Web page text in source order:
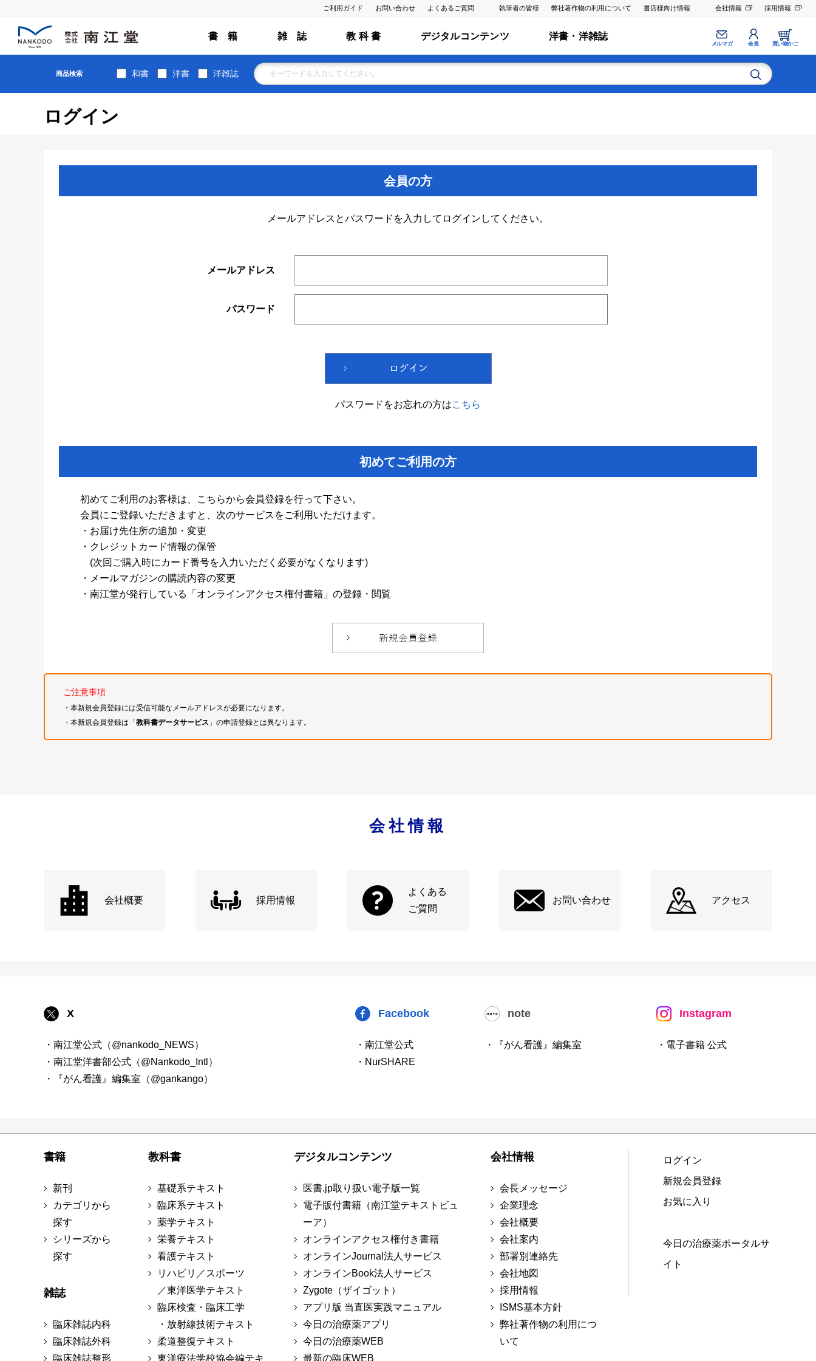
ご利用ガイド お問い合わせ よくあるご質問 執筆者の皆様 弊社著作物の利用について 書店様向け情報 会社情報 採用情報
書 籍 雑 誌 教 科 書 デジタルコンテンツ 洋書・洋雑誌
メルマガ 会員 買い物かご
商品検索 和書 洋書 洋雑誌
ログイン
会員の方
メールアドレスとパスワードを入力してログインしてください。
メールアドレス
パスワード
パスワードをお忘れの方はこちら
初めてご利用の方
初めてご利用のお客様は、こちらから会員登録を行って下さい。
会員にご登録いただきますと、次のサービスをご利用いただけます。
・お届け先住所の追加・変更
・クレジットカード情報の保管
(次回ご購入時にカード番号を入力いただく必要がなくなります)
・メールマガジンの購読内容の変更
・南江堂が発行している「オンラインアクセス権付書籍」の登録・閲覧
ご注意事項
・本新規会員登録には受信可能なメールアドレスが必要になります。
・本新規会員登録は「教科書データサービス 」の申請登録とは異なります。
会社情報
会社概要 採用情報
よくある
ご質問
お問い合わせ アクセス
X
・南江堂公式（@nankodo_NEWS）
・南江堂洋書部公式（@Nankodo_Intl）
・『がん看護』編集室（@gankango）
Facebook
・南江堂公式
・NurSHARE
note
・『がん看護』編集室
Instagram
・電子書籍 公式
書籍
新刊
カテゴリから
探す
シリーズから
探す
雑誌
臨床雑誌内科
臨床雑誌外科
臨床雑誌整形
教科書
基礎系テキスト
臨床系テキスト
薬学テキスト
栄養テキスト
看護テキスト
リハビリ／スポーツ
／東洋医学テキスト
臨床検査・臨床工学
・放射線技術テキスト
柔道整復テキスト
東洋療法学校協会編テキ
デジタルコンテンツ
医書.jp取り扱い電子版一覧
電子版付書籍（南江堂テキストビュ
ーア）
オンラインアクセス権付き書籍
オンラインJournal法人サービス
オンラインBook法人サービス
Zygote（ザイゴット）
アプリ版 当直医実践マニュアル
今日の治療薬アプリ
今日の治療薬WEB
最新の臨床WEB
会社情報
会長メッセージ
企業理念
会社概要
会社案内
部署別連絡先
会社地図
採用情報
ISMS基本方針
弊社著作物の利用につ
いて
ログイン
新規会員登録
お気に入り
今日の治療薬ポータルサ
イト